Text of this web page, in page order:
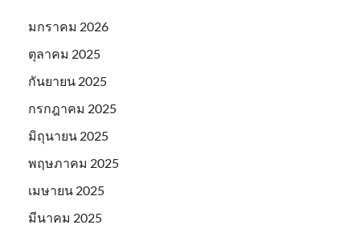
มกราคม 2026
ตุลาคม 2025
กันยายน 2025
กรกฎาคม 2025
มิถุนายน 2025
พฤษภาคม 2025
เมษายน 2025
มีนาคม 2025